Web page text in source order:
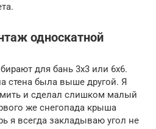
односкатной
для бань 3х3 или 6х6.
стена была выше другой. Я
и сделал слишком малый
же снегопада крыша
я всегда закладываю угол не